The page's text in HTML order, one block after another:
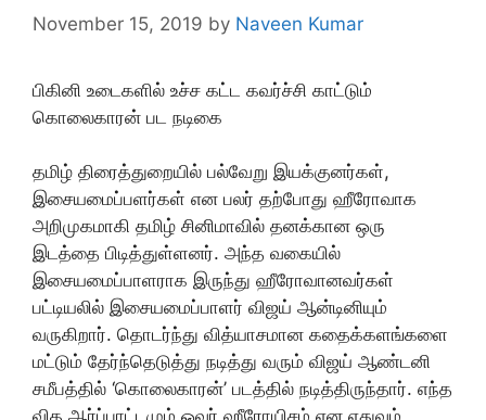
November 15, 2019 by Naveen Kumar
பிகினி உடைகளில் உச்ச கட்ட கவர்ச்சி காட்டும்
கொலைகாரன் பட நடிகை
தமிழ் திரைத்துறையில் பல்வேறு இயக்குனர்கள்,
இசையமைப்பளர்கள் என பலர் தற்போது ஹீரோவாக
அறிமுகமாகி தமிழ் சினிமாவில் தனக்கான ஒரு
இடத்தை பிடித்துள்ளனர். அந்த வகையில்
இசையமைப்பாளராக இருந்து ஹீரோவானவர்கள்
பட்டியலில் இசையமைப்பாளர் விஜய் ஆன்டினியும்
வருகிறார். தொடர்ந்து வித்யாசமான கதைக்களங்களை
மட்டும் தேர்ந்தெடுத்து நடித்து வரும் விஜய் ஆண்டனி
சமீபத்தில் ‘கொலைகாரன்’ படத்தில் நடித்திருந்தார். எந்த